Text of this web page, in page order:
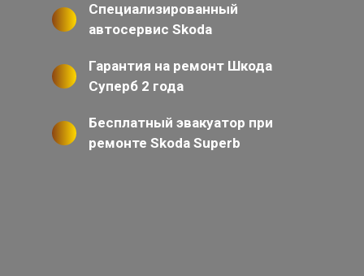
Специализированный
автосервис Skoda
Гарантия на ремонт Шкода
Суперб 2 года
Бесплатный эвакуатор при
ремонте Skoda Superb